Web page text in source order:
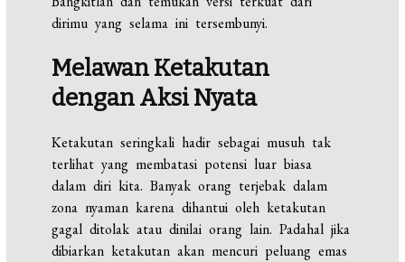
dirimu yang selama ini tersembunyi.
Melawan Ketakutan
dengan Aksi Nyata
Ketakutan seringkali hadir sebagai musuh tak
terlihat yang membatasi potensi luar biasa
dalam diri kita. Banyak orang terjebak dalam
zona nyaman karena dihantui oleh ketakutan
gagal ditolak atau dinilai orang lain. Padahal jika
dibiarkan ketakutan akan mencuri peluang emas